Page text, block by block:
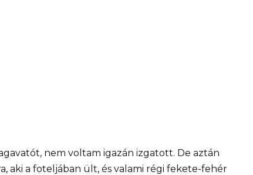
nem voltam igazán izgatott. De aztán
aki a foteljában ült, és valami régi fekete-fehér